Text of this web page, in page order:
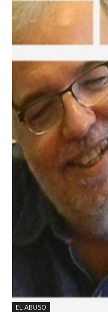
EL ABUSO